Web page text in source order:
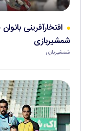
افتخارآفرینی
شمشیربازی
شمشیربازی